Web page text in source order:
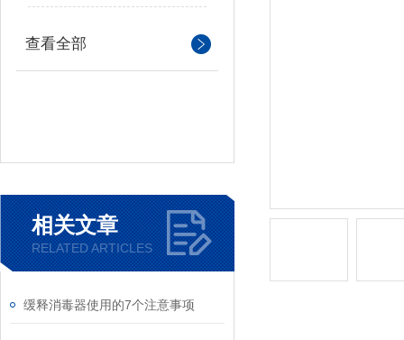
查看全部
相关文章
RELATED ARTICLES
缓释消毒器使用的7个注意事项